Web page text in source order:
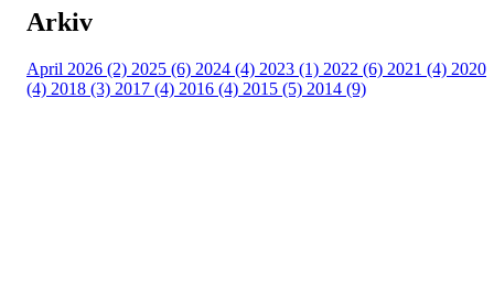
Arkiv
April 2026 (2) 2025 (6) 2024 (4) 2023 (1) 2022 (6) 2021 (4) 2020
(4) 2018 (3) 2017 (4) 2016 (4) 2015 (5) 2014 (9)